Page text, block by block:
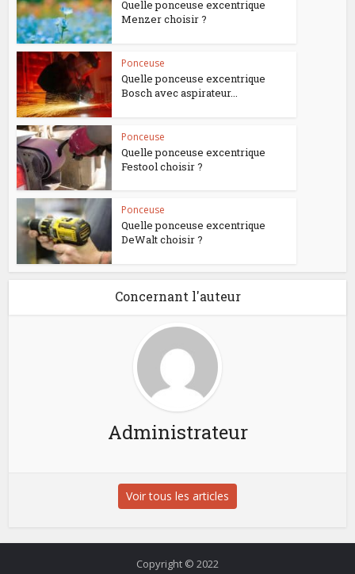
Quelle ponceuse excentrique
Menzer choisir ?
Ponceuse
Quelle ponceuse excentrique
Bosch avec aspirateur...
Ponceuse
Quelle ponceuse excentrique
Festool choisir ?
Ponceuse
Quelle ponceuse excentrique
DeWalt choisir ?
Concernant l'auteur
Administrateur
Voir tous les articles
Copyright © 2022